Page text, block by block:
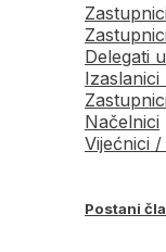
Delegati
Izaslanici
Načelnici
Vijećnici
Postani